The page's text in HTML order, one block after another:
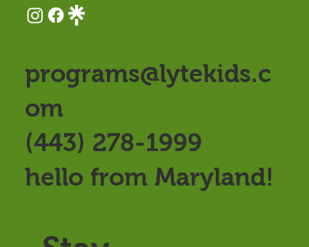
programs@lytekids.c
om
(443) 278-1999
hello from Maryland!